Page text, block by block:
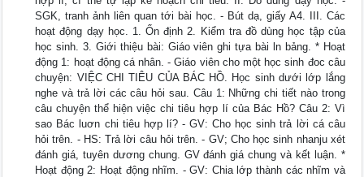
SGK, tranh ảnh liên quan tới bài học. - Bút dạ, giấy A4. III. Các
hoạt động dạy học. 1. Ổn định 2. Kiểm tra đồ dùng học tập của
học sinh. 3. Giới thiệu bài: Giáo viên ghi tựa bài ln bảng. * Hoạt
động 1: hoạt động cá nhân. - Giáo viên cho một học sinh đoc câu
chuyện: VIỆC CHI TIÊU CỦA BÁC HỒ. Học sinh dưới lớp lắng
nghe và trả lời các câu hỏi sau. Câu 1: Những chi tiết nào trong
câu chuyện thể hiện việc chi tiêu hợp lí của Bác Hồ? Câu 2: Vì
sao Bác luơn chi tiêu hợp lí? - GV: Cho học sinh trả lời cá câu
hỏi trên. - HS: Trả lời câu hỏi trên. - GV; Cho học sinh nhanju xét
đánh giá, tuyên dương chung. GV đánh giá chung và kết luận. *
Hoạt động 2: Hoạt động nhĩm. - GV: Chia lớp thành các nhĩm và